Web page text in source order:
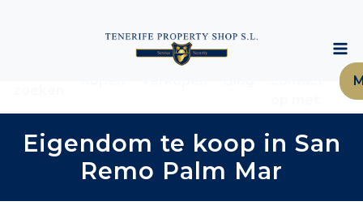
Eigendom te koop in San
Remo Palm Mar